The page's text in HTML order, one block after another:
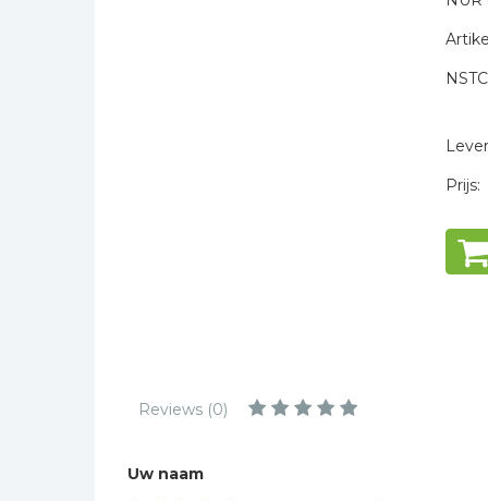
Prijs:
Reviews (0)
Uw naam